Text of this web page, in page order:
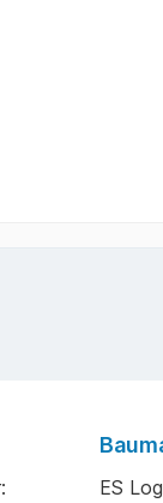
ES